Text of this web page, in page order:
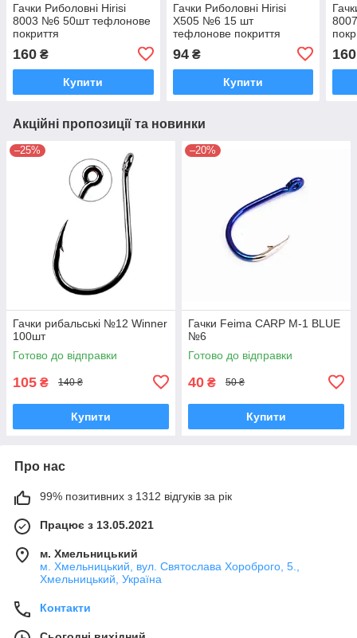
Гачки Риболовні Hirisi
8003 №6 50шт тефлонове
покриття
160 ₴
Купити
Гачки Риболовні Hirisi
X505 №6 15 шт
тефлонове покриття
94₴
Купити
160
Акційні пропозиції та новинки
–25%
Гачки рибальські №12 Winner
100шт
Готово до відправки
105 ₴ 140 ₴
Купити
–20%
Гачки Feima CARP M-1 BLUE
№6
Готово до відправки
40 ₴ 50 ₴
Купити
Про нас
99% позитивних з 1312 відгуків за рік
Працює з 13.05.2021
м. Хмельницький
м. Хмельницький, вул. Святослава Хороброго, 5.,
Хмельницький, Україна
Контакти